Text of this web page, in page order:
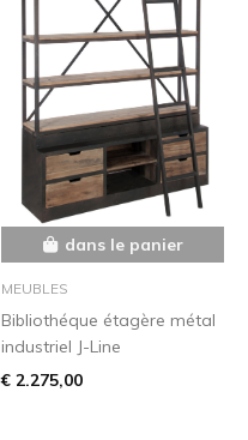
dans le panier
MEUBLES
Bibliothéque étagère métal
industriel J-Line
€ 2.275,00